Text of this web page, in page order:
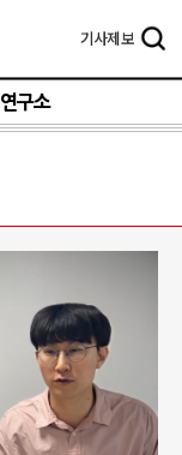
기사제보
연구소